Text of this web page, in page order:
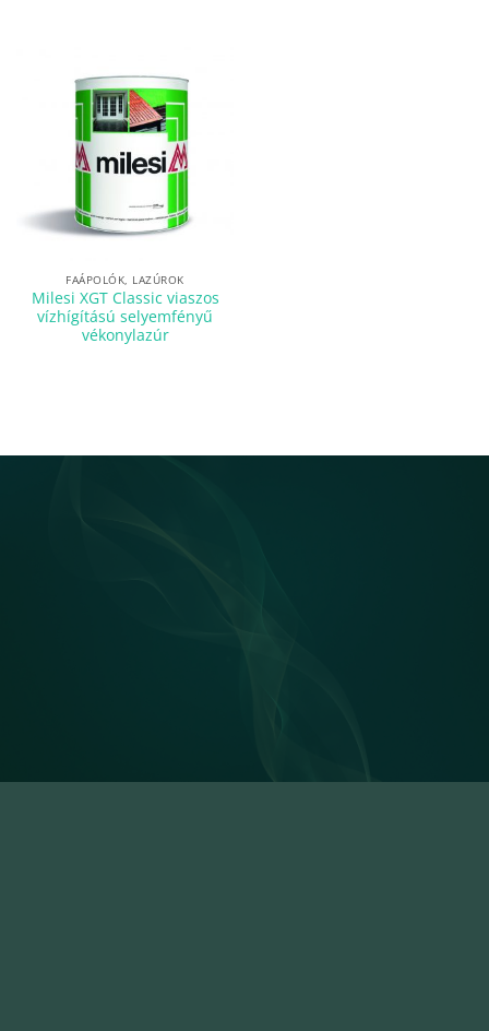
FAÁPOLÓK, LAZÚROK
Milesi XGT Classic viaszos
vízhígítású selyemfényű
vékonylazúr